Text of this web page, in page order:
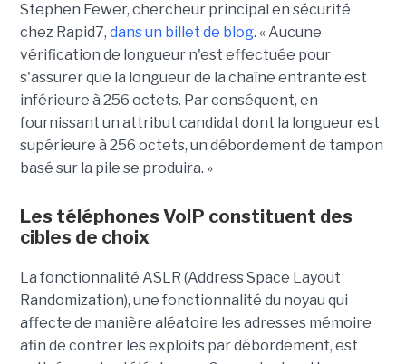
Stephen Fewer, chercheur principal en sécurité
chez Rapid7, dans un billet de blog. « Aucune
vérification de longueur n'est effectuée pour
s'assurer que la longueur de la chaîne entrante est
inférieure à 256 octets. Par conséquent, en
fournissant un attribut candidat dont la longueur est
supérieure à 256 octets, un débordement de tampon
basé sur la pile se produira. »
Les téléphones VoIP constituent des
cibles de choix
La fonctionnalité ASLR (Address Space Layout
Randomization), une fonctionnalité du noyau qui
affecte de manière aléatoire les adresses mémoire
afin de contrer les exploits par débordement, est